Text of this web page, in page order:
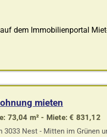
dem Immobilienportal
mieten
73,04 m² - Miete: € 831,12
3033 Nest - Mitten im Grünen